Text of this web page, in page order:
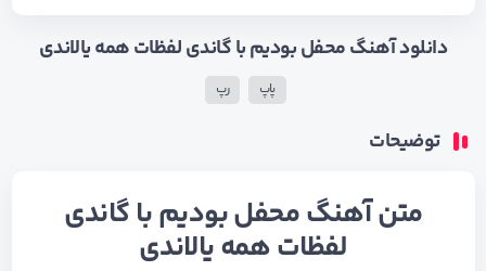
دانلود آهنگ محفل بودیم با گاندی لفظات همه یالاندی
پاپ رپ
توضیحات
متن آهنگ محفل بودیم با گاندی
لفظات همه یالاندی